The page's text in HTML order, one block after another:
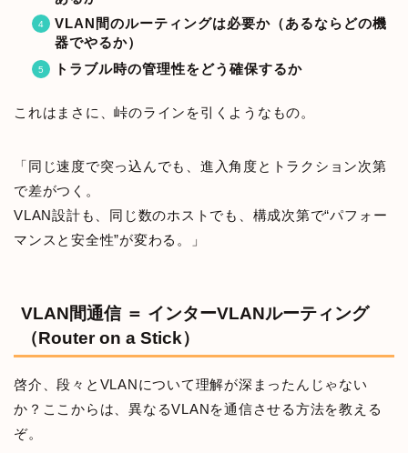
VLAN間のルーティングは必要か（あるならどの機
器でやるか）
トラブル時の管理性をどう確保するか
これはまさに、峠のラインを引くようなもの。
「同じ速度で突っ込んでも、進入角度とトラクション次第
で差がつく。
VLAN設計も、同じ数のホストでも、構成次第で“パフォー
マンスと安全性”が変わる。」
VLAN間通信 ＝ インターVLANルーティング
（Router on a Stick）
啓介、段々とVLANについて理解が深まったんじゃない
か？ここからは、異なるVLANを通信させる方法を教える
ぞ。